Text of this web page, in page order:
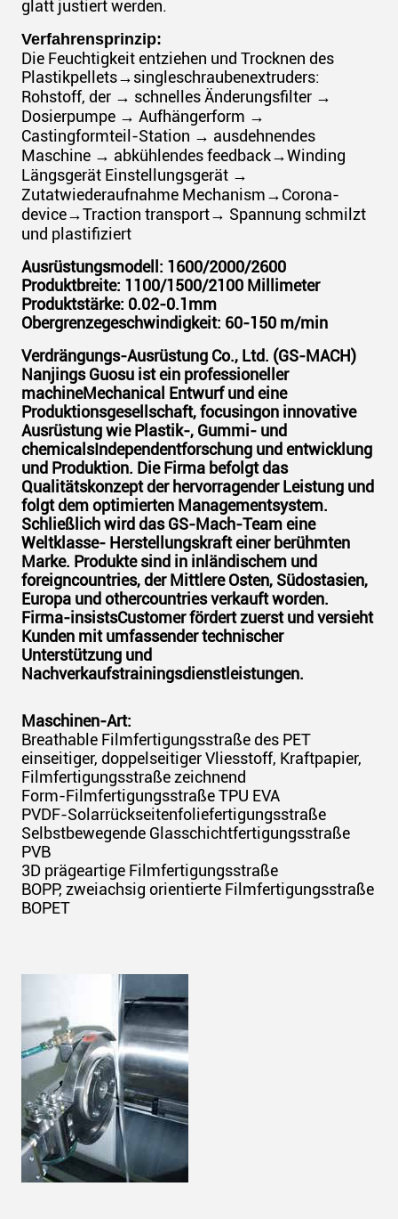
glatt justiert werden.
Verfahrensprinzip:
Die Feuchtigkeit entziehen und Trocknen des
Plastikpellets→singleschraubenextruders:
Rohstoff, der → schnelles Änderungsfilter →
Dosierpumpe → Aufhängerform →
Castingformteil-Station → ausdehnendes
Maschine → abkühlendes feedback→Winding
Längsgerät Einstellungsgerät →
Zutatwiederaufnahme Mechanism→Corona-
device→Traction transport→ Spannung schmilzt
und plastifiziert
Ausrüstungsmodell: 1600/2000/2600
Produktbreite: 1100/1500/2100 Millimeter
Produktstärke: 0.02-0.1mm
Obergrenzegeschwindigkeit: 60-150 m/min
Verdrängungs-Ausrüstung Co., Ltd. (GS-MACH)
Nanjings Guosu ist ein professioneller
machineMechanical Entwurf und eine
Produktionsgesellschaft, focusingon innovative
Ausrüstung wie Plastik-, Gummi- und
chemicalsIndependentforschung und entwicklung
und Produktion. Die Firma befolgt das
Qualitätskonzept der hervorragender Leistung und
folgt dem optimierten Managementsystem.
Schließlich wird das GS-Mach-Team eine
Weltklasse- Herstellungskraft einer berühmten
Marke. Produkte sind in inländischem und
foreigncountries, der Mittlere Osten, Südostasien,
Europa und othercountries verkauft worden.
Firma-insistsCustomer fördert zuerst und versieht
Kunden mit umfassender technischer
Unterstützung und
Nachverkaufstrainingsdienstleistungen.
Maschinen-Art:
Breathable Filmfertigungsstraße des PET
einseitiger, doppelseitiger Vliesstoff, Kraftpapier,
Filmfertigungsstraße zeichnend
Form-Filmfertigungsstraße TPU EVA
PVDF-Solarrückseitenfoliefertigungsstraße
Selbstbewegende Glasschichtfertigungsstraße
PVB
3D prägeartige Filmfertigungsstraße
BOPP, zweiachsig orientierte Filmfertigungsstraße
BOPET